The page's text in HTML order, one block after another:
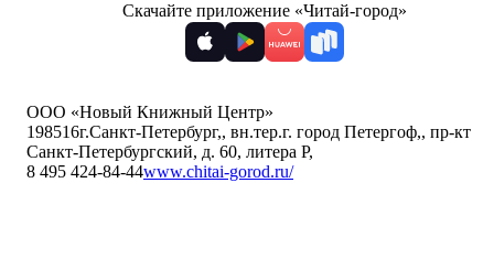
Скачайте приложение «Читай-город»
ООО «Новый Книжный Центр»
198516г.Санкт-Петербург,, вн.тер.г. город Петергоф,, пр-кт
Санкт-Петербургский, д. 60, литера Р,
8 495 424-84-44www.chitai-gorod.ru/